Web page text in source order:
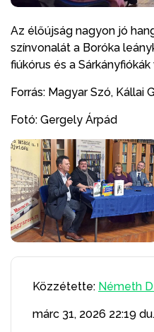
Az élőújság nagyon jó
színvonalát a Boróka
fiúkórus és a
Forrás: Magyar Szó, Kállai
Fotó: Gergely Árpád
Közzétette: Németh
márc 31, 2026 22:19 du.